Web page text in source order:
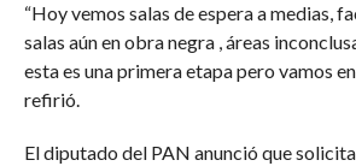
“Hoy vemos salas de espera a medias,
salas aún en obra negra , áreas
esta es una primera etapa pero vamos
refirió.
El diputado del PAN anunció que